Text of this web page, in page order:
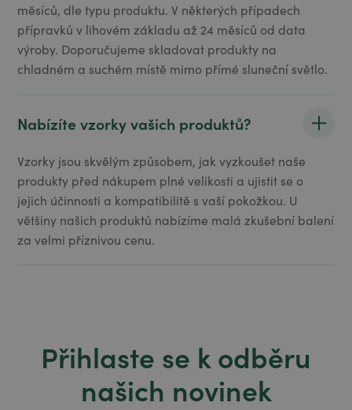
měsíců, dle typu produktu. V některých případech
přípravků v lihovém základu až 24 měsíců od data
výroby. Doporučujeme skladovat produkty na
chladném a suchém místě mimo přímé sluneční světlo.
Nabízíte vzorky vašich produktů?
Vzorky jsou skvělým způsobem, jak vyzkoušet naše
produkty před nákupem plné velikosti a ujistit se o
jejich účinnosti a kompatibilitě s vaší pokožkou. U
většiny našich produktů nabízíme malá zkušební balení
za velmi příznivou cenu.
Přihlaste se k odběru
našich novinek